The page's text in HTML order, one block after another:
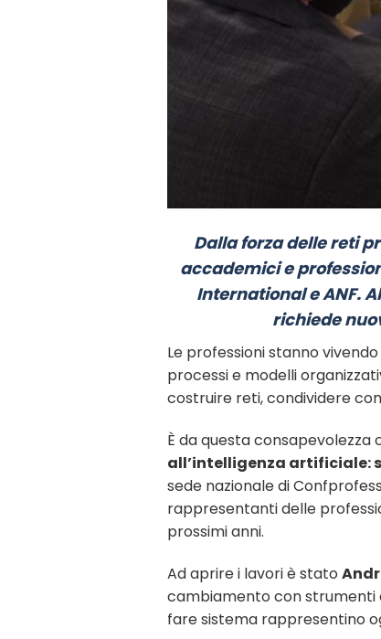
Dalla forza delle reti
accademici e
International e ANF.
richiede
Le professioni stanno
processi e modelli
costruire reti, condividere
È da questa consapevolezza
all’intelligenza artificiale:
sede nazionale di
rappresentanti delle
prossimi anni.
Ad aprire i lavori è stato
cambiamento con strumenti
fare sistema rappresentino